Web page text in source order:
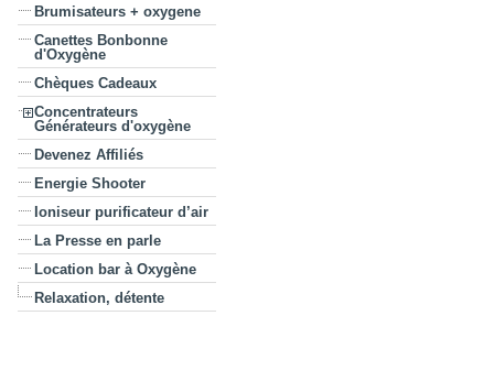
Brumisateurs + oxygene
Canettes Bonbonne
d'Oxygène
Chèques Cadeaux
Concentrateurs
Générateurs d'oxygène
Devenez Affiliés
Energie Shooter
Ioniseur purificateur d’air
La Presse en parle
Location bar à Oxygène
Relaxation, détente